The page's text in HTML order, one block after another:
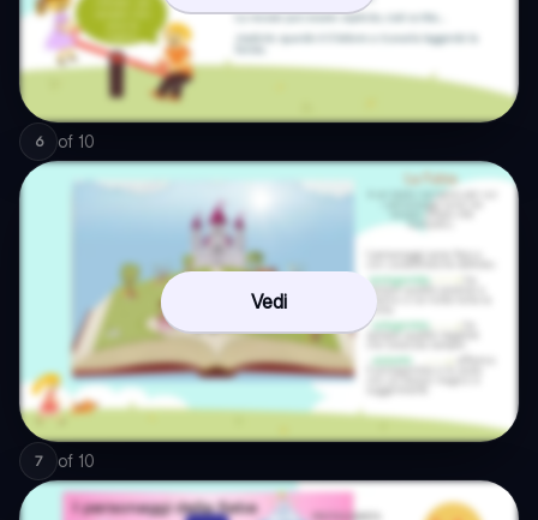
6 of 10
Vedi
7 of 10